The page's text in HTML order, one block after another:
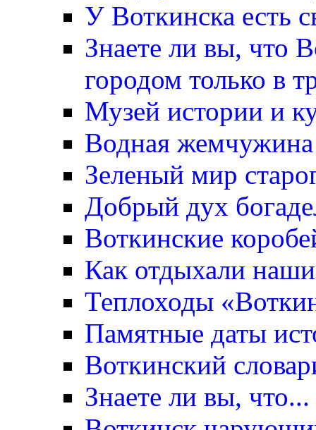
У Воткинска есть
Знаете ли вы, что
городом только в
Музей истории и
Водная жемчужина
Зеленый мир
Добрый дух
Воткинские
Как отдыхали
Теплоходы
Памятные даты
Воткинский
Знаете ли вы, что...